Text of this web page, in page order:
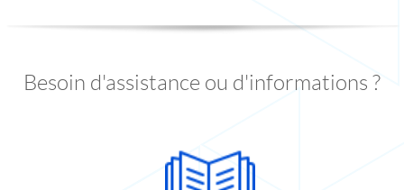
Besoin d'assistance ou d'informations ?